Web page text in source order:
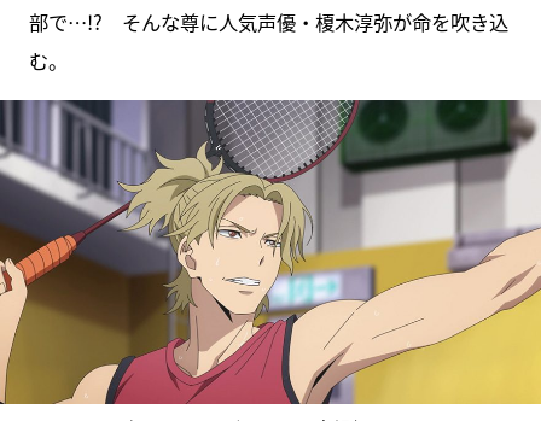
部で…!? そんな尊に人気声優・榎木淳弥が命を吹き込
む。